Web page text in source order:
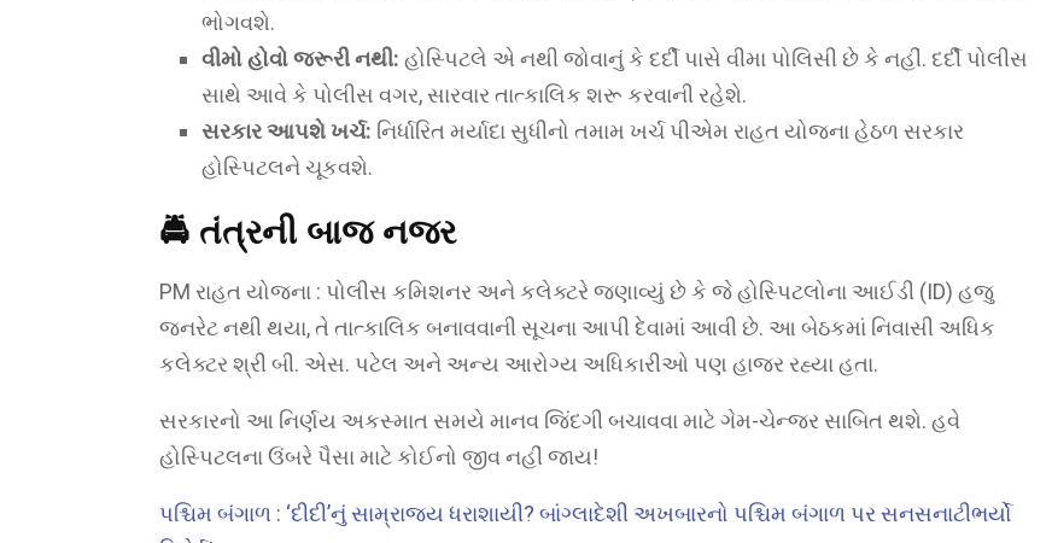
ભોગવશે.
વીમો હોવો જરૂરી નથી: હોસ્પિટલે એ નથી જોવાનું કે દર્દી પાસે વીમા પોલિસી છે કે નહીં. દર્દી પોલીસ
સાથે આવે કે પોલીસ વગર, સારવાર તાત્કાલિક શરૂ કરવાની રહેશે.
સરકાર આપશે ખર્ચ: નિર્ધારિત મર્યાદા સુધીનો તમામ ખર્ચ પીએમ રાહત યોજના હેઠળ સરકાર
હોસ્પિટલને ચૂકવશે.
🚔 તંત્રની બાજ નજર
PM રાહત યોજના : પોલીસ કમિશનર અને કલેક્ટરે જણાવ્યું છે કે જે હોસ્પિટલોના આઈડી (ID) હજુ
જનરેટ નથી થયા, તે તાત્કાલિક બનાવવાની સૂચના આપી દેવામાં આવી છે. આ બેઠકમાં નિવાસી અધિક
કલેક્ટર શ્રી બી. એસ. પટેલ અને અન્ય આરોગ્ય અધિકારીઓ પણ હાજર રહ્યા હતા.
સરકારનો આ નિર્ણય અકસ્માત સમયે માનવ જિંદગી બચાવવા માટે ગેમ-ચેન્જર સાબિત થશે. હવે
હોસ્પિટલના ઉંબરે પૈસા માટે કોઈનો જીવ નહીં જાય!
પશ્ચિમ બંગાળ : ‘દીદી’નું સામ્રાજ્ય ધરાશાયી? બાંગ્લાદેશી અખબારનો પશ્ચિમ બંગાળ પર સનસનાટીભર્યો